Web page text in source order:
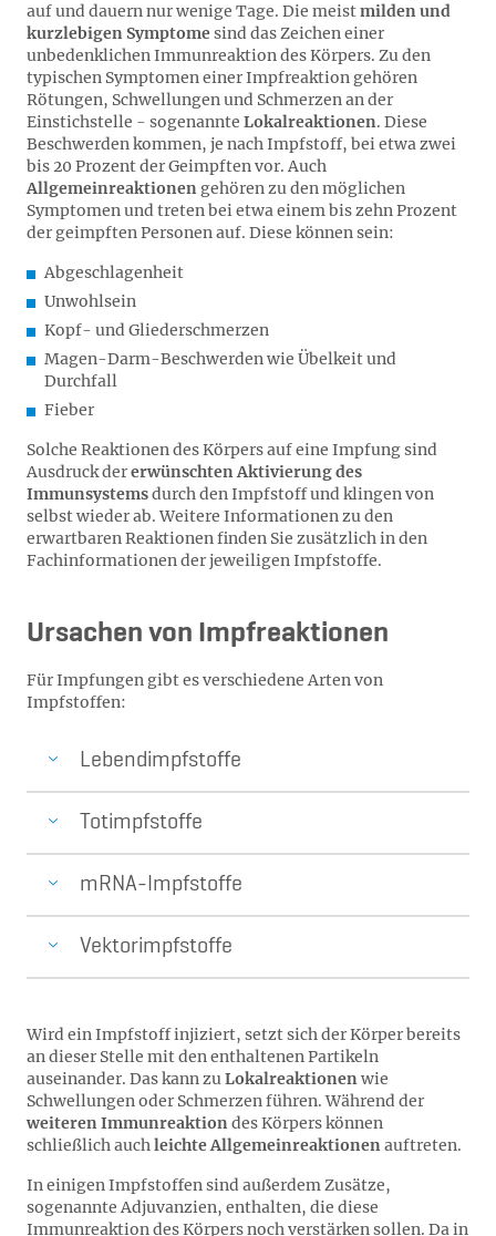
auf und dauern nur wenige Tage. Die meistmilden und
kurzlebigen Symptomesind das Zeichen einer
unbedenklichen Immunreaktion des Körpers. Zu den
typischen Symptomen einer Impfreaktion gehören
Rötungen, Schwellungen und Schmerzen an der
Einstichstelle - sogenannte Lokalreaktionen. Diese
Beschwerden kommen, je nach Impfstoff, bei etwa zwei
bis 20 Prozent der Geimpften vor. Auch
Allgemeinreaktionen gehören zu den möglichen
Symptomen und treten bei etwa einem bis zehn Prozent
der geimpften Personen auf. Diese können sein:
Abgeschlagenheit
Unwohlsein
Kopf- und Gliederschmerzen
Magen-Darm-Beschwerden wie Übelkeit und
Durchfall
Fieber
Solche Reaktionen des Körpers auf eine Impfung sind
Ausdruck dererwünschten Aktivierung des
Immunsystemsdurch den Impfstoff und klingen von
selbst wieder ab. Weitere Informationen zu den
erwartbaren Reaktionen finden Sie zusätzlich in den
Fachinformationen der jeweiligen Impfstoffe.
Ursachen von Impfreaktionen
Für Impfungen gibt es verschiedene Arten von
Impfstoffen:
Lebendimpfstoffe
Totimpfstoffe
mRNA-Impfstoffe
Vektorimpfstoffe
Wird ein Impfstoff injiziert, setzt sich der Körper bereits
an dieser Stelle mit den enthaltenen Partikeln
auseinander. Das kann zuLokalreaktionenwie
Schwellungen oder Schmerzen führen. Während der
weiteren Immunreaktiondes Körpers können
schließlich auchleichte Allgemeinreaktionenauftreten.
In einigen Impfstoffen sind außerdem Zusätze,
sogenannte Adjuvanzien, enthalten, die diese
Immunreaktion des Körpers noch verstärken sollen. Da in